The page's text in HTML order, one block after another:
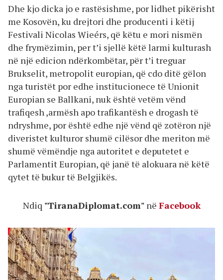
Dhe kjo dicka jo e rastësishme, por lidhet pikërisht
me Kosovën, ku drejtori dhe producenti i këtij
Festivali Nicolas Wieérs, që këtu e mori nismën
dhe frymëzimin, per t’i sjellë këtë larmi kulturash
në një edicion ndërkombëtar, për t’i treguar
Brukselit, metropolit europian, që cdo ditë gëlon
nga turistët por edhe institucionece të Unionit
Europian se Ballkani, nuk është vetëm vënd
trafiqesh ,armësh apo trafikantësh e drogash të
ndryshme, por është edhe një vënd që zotëron një
diveristet kulturor shumë cilësor dhe meriton më
shumë vëmëndje nga autoritet e deputetet e
Parlamentit Europian, që janë të alokuara në këtë
qytet të bukur të Belgjikës.
Ndiq "TiranaDiplomat.com" në Facebook